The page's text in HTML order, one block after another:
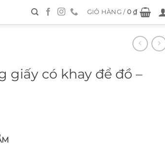
GIỎ HÀNG / 0₫
giấy có khay để đồ –